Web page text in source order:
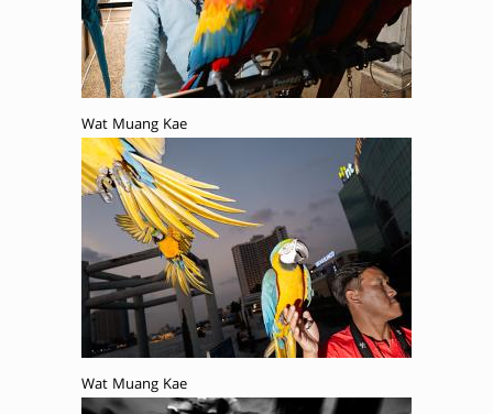
Wat Muang Kae
Wat Muang Kae